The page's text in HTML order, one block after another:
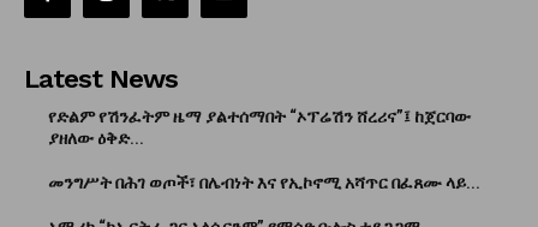
Latest News
የድልም የሽንፈትም ዜማ ያልተሰማበት “ኦፕሬሽን ሸረሪና”፤ ከጀርባው
ያዘለው ዕቅድ...
መንግሥት በሕገ ወጦች፣ በሌብነት እና የኢኮኖሚ አሻጥር በፈጸሙ ላይ...